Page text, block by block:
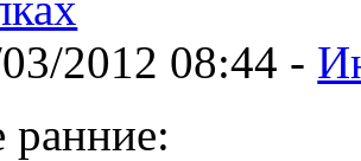
2012 08:44 -
ранние: